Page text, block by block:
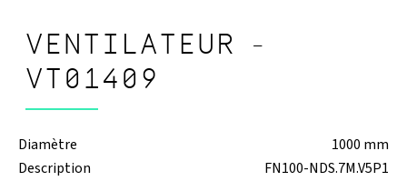
VENTILATEUR -
VT01409
Diamètre
1000 mm
Description
FN100-NDS.7M.V5P1